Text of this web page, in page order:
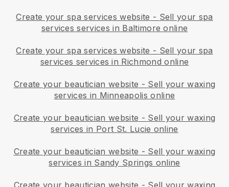
Create your spa services website - Sell your spa
services services in Baltimore online
Create your spa services website - Sell your spa
services services in Richmond online
Create your beautician website - Sell your waxing
services in Minneapolis online
Create your beautician website - Sell your waxing
services in Port St. Lucie online
Create your beautician website - Sell your waxing
services in Sandy Springs online
Create your beautician website - Sell your waxing